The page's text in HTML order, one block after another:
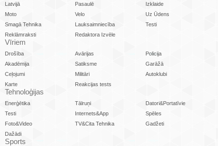
Latvijā Pasaulē
Izklaide
Moto
Velo
Uz Ūdens
Smagā Tehnika
Lauksaimniecība
Testi
Reklāmraksti
Redaktora Izvēle
Vīriem
Drošība Avārijas
Policija
Akadēmija
Satiksme
Garāžā
Ceļojumi
Militāri
Autoklubi
Karte
Reakcijas tests
Tehnoloģijas
Enerģētika Tālruņi
Datori&Portatīvie
Testi
Internets&App
Spēles
Foto&Video
TV&Cita Tehnika
Gadžeti
Dažādi
Sports